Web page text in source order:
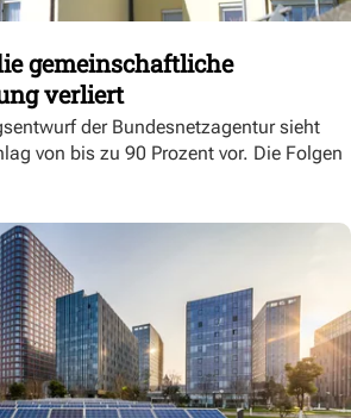
gemeinschaftliche
verliert
der Bundesnetzagentur sieht
von bis zu 90 Prozent vor. Die Folgen